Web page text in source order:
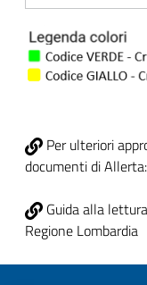
Per ulteriori
documenti di
Guida alla
Regione Lombardia